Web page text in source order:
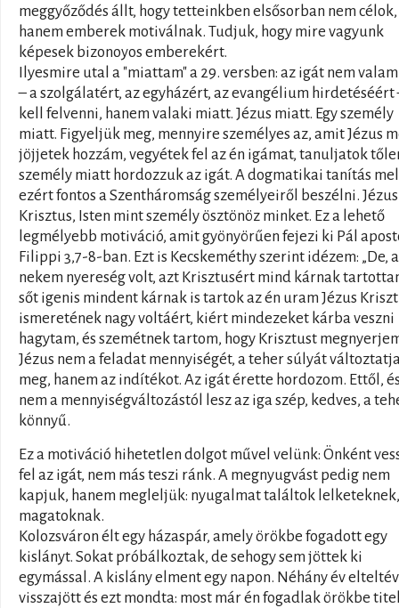
meggyőződés állt, hogy tetteinkben elsősorban nem célok,
hanem emberek motiválnak. Tudjuk, hogy mire vagyunk
képesek bizonoyos emberekért.
Ilyesmire utal a "miattam" a 29. versben: az igát nem
– a szolgálatért, az egyházért, az evangélium hirdetéséért
kell felvenni, hanem valaki miatt. Jézus miatt. Egy személy
miatt. Figyeljük meg, mennyire személyes az, amit Jézus
jöjjetek hozzám, vegyétek fel az én igámat, tanuljatok
személy miatt hordozzuk az igát. A dogmatikai tanítás
ezért fontos a Szentháromság személyeiről beszélni. Jézus
Krisztus, Isten mint személy ösztönöz minket. Ez a lehető
legmélyebb motiváció, amit gyönyörűen fejezi ki Pál
Filippi 3,7-8-ban. Ezt is Kecskeméthy szerint idézem: „De,
nekem nyereség volt, azt Krisztusért mind kárnak
sőt igenis mindent kárnak is tartok az én uram Jézus
ismeretének nagy voltáért, kiért mindezeket kárba veszni
hagytam, és szemétnek tartom, hogy Krisztust
Jézus nem a feladat mennyiségét, a teher súlyát
meg, hanem az indítékot. Az igát érette hordozom. Ettől,
nem a mennyiségváltozástól lesz az iga szép, kedves, a
könnyű.
Ez a motiváció hihetetlen dolgot művel velünk: Önként
fel az igát, nem más teszi ránk. A megnyugvást pedig nem
kapjuk, hanem megleljük: nyugalmat találtok lelketeknek,
magatoknak.
Kolozsváron élt egy házaspár, amely örökbe fogadott egy
kislányt. Sokat próbálkoztak, de sehogy sem jöttek ki
egymással. A kislány elment egy napon. Néhány év
visszajött és ezt mondta: most már én fogadlak örökbe